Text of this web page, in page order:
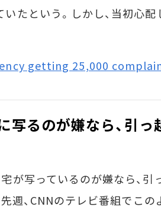
たという。しかし、当初心
getting 25,000
写るのが嫌なら、引っ
が写っているのが嫌なら、引
先週、CNNのテレビ番組でこ